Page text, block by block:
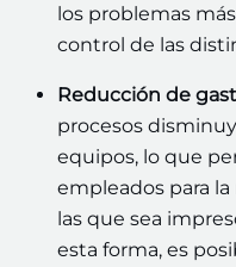
los problemas
control de las
Reducción de
procesos
equipos, lo que
empleados para
las que sea
esta forma, es